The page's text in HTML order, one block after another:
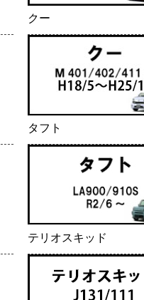
クー
タフト
テリオスキッド